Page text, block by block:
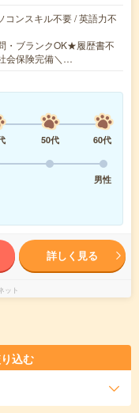
コンスキル不要 / 英語力不
・ブランクOK★履歴書不
会保険完備＼…
50代
60代
男性
詳しく見る
ット
込む